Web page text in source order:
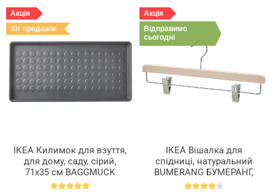
Акція
Хіт продажів
ІКЕА Килимок для взуття,
для дому, саду, сірий,
71x35 см BAGGMUCK
БАГГМУКК, 603.297.11
Акція
Відправимо
сьогодні
ІКЕА Вішалка для
спідниці, натуральний
BUMERANG БУМЕРАНГ,
404.324.79